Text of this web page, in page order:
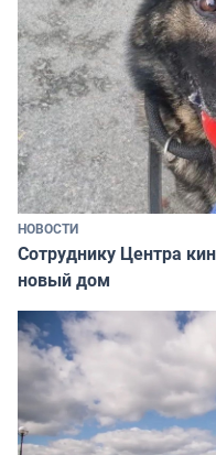
НОВОСТИ
Сотруднику Центра
новый дом